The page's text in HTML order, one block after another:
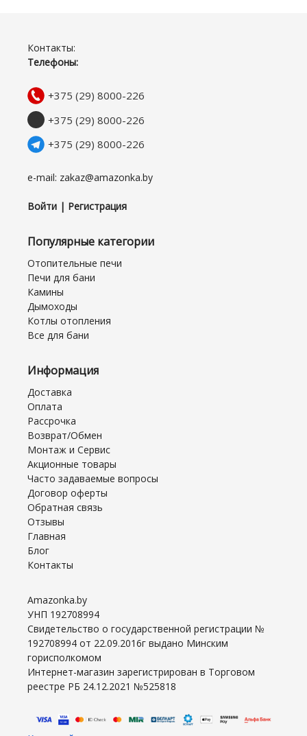
Контакты:
Телефоны:
+375 (29) 8000-226
+375 (29) 8000-226
+375 (29) 8000-226
e-mail: zakaz@amazonka.by
Войти | Регистрация
Популярные категории
Отопительные печи
Печи для бани
Камины
Дымоходы
Котлы отопления
Все для бани
Информация
Доставка
Оплата
Рассрочка
Возврат/Обмен
Монтаж и Сервис
Акционные товары
Часто задаваемые вопросы
Договор оферты
Обратная связь
Отзывы
Главная
Блог
Контакты
Amazonka.by
УНП 192708994
Свидетельство о государственной регистрации №
192708994 от 22.09.2016г выдано Минским
горисполкомом
Интернет-магазин зарегистрирован в Торговом
реестре РБ 24.12.2021 №525818